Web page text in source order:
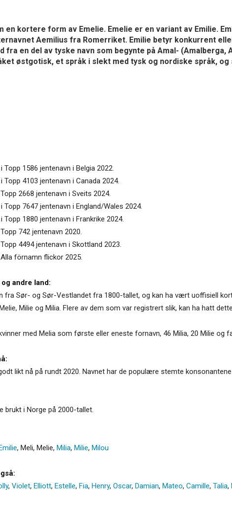
en kortere form av Emelie. Emelie er en variant av Emilie.
Aemilius fra Romerriket. Emilie betyr konkurrent
fra en del av tyske navn som begynte på Amal-
østgotisk, et språk i slekt med tysk og nordiske språk,
1586 jentenavn i Belgia 2022.
Topp 4103 jentenavn i Canada 2024.
2668 jentenavn i Sveits 2024.
Topp 7647 jentenavn i England/Wales 2024.
Topp 1880 jentenavn i Frankrike 2024.
742 jentenavn 2020.
4494 jentenavn i Skottland 2023.
förnamn flickor 2025.
andre land:
fra Sør- og Sør-Vestlandet fra 1800-tallet, og kan ha vært uoffisiell
Milie og Milia. Flere av dem som var registrert slik, kan ha hatt
med Melia som første eller eneste fornavn, 46 Milia, 20 Milie og
likt nå på rundt 2020. Navnet har de populære stemte
brukt i Norge på 2000-tallet.
, Meli, Melie, Milia, Milie, Milou
, Violet, Elliott, Estelle, Fia, Henry, Oscar, Damian, Mateo, Camille, Talia,